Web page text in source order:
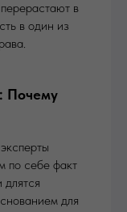
в
в один из
Почему
по себе факт
для